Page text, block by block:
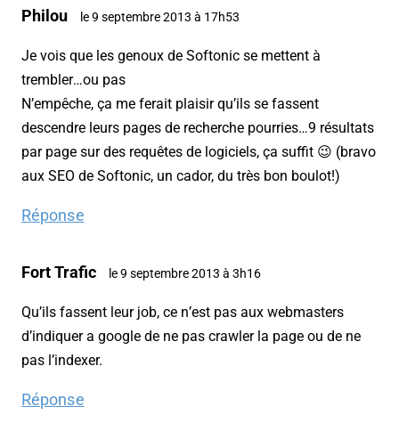
Philou le 9 septembre 2013 à 17h53
Je vois que les genoux de Softonic se mettent à
trembler…ou pas
N’empêche, ça me ferait plaisir qu’ils se fassent
descendre leurs pages de recherche pourries…9 résultats
par page sur des requêtes de logiciels, ça suffit 😉 (bravo
aux SEO de Softonic, un cador, du très bon boulot!)
Réponse
Fort Trafic le 9 septembre 2013 à 3h16
Qu’ils fassent leur job, ce n’est pas aux webmasters
d’indiquer a google de ne pas crawler la page ou de ne
pas l’indexer.
Réponse